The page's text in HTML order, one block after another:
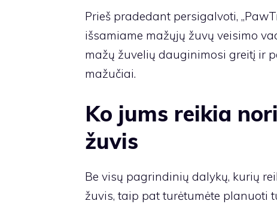
Prieš pradedant persigalvoti,
išsamiame mažųjų žuvų veisimo
mažų žuvelių dauginimosi greitį ir
mažučiai.
Ko jums reikia
žuvis
Be visų pagrindinių dalykų, kurių
žuvis, taip pat turėtumėte planuoti